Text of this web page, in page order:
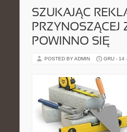
SZUKAJĄC
PRZYNOSZĄCEJ
POWINNO SIĘ
POSTED BY ADMIN GRU - 14